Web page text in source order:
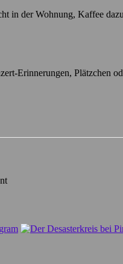
in der Wohnung, Kaffee
Erinnerungen, Plätzchen